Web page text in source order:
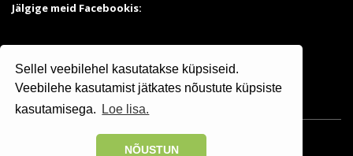
Sellel veebilehel kasutatakse küpsiseid.
Veebilehe kasutamist jätkates nõustute küpsiste
kasutamisega.
Loe lisa.
NÕUSTUN
Jälgige meid Facebookis:
Puukool
Sooduspakkumised
Osaühing Kristiine Puukool © 2025 | +372 506 7799